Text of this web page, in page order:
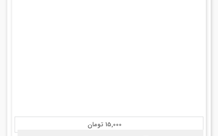
15,000 تومان